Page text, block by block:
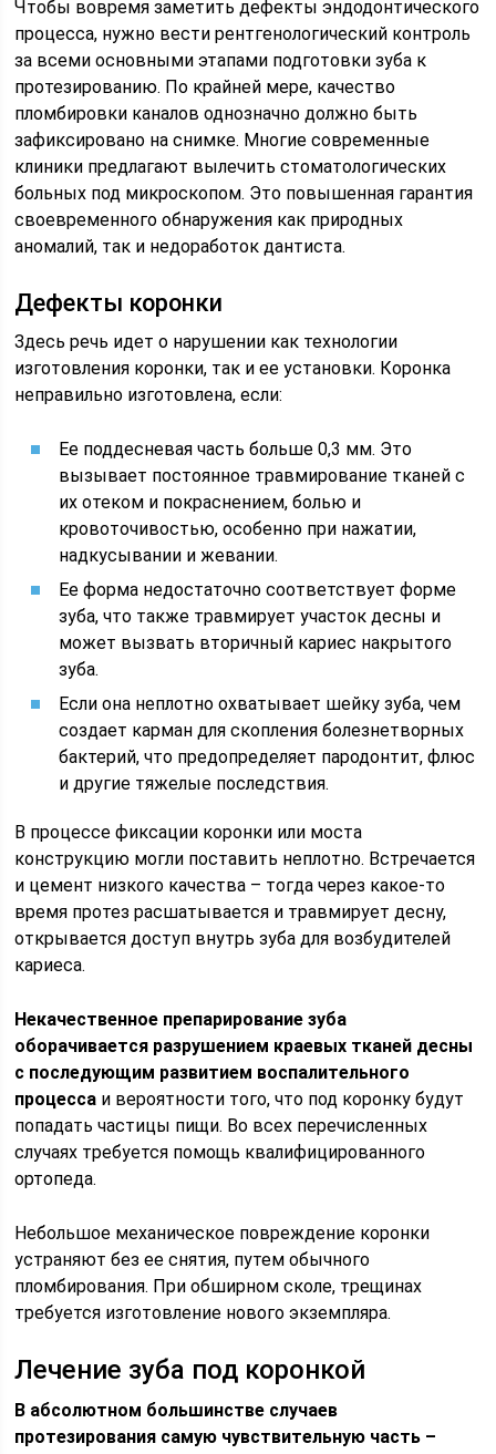
Чтобы вовремя заметить дефекты эндодонтического
процесса, нужно вести рентгенологический контроль
за всеми основными этапами подготовки зуба к
протезированию. По крайней мере, качество
пломбировки каналов однозначно должно быть
зафиксировано на снимке. Многие современные
клиники предлагают вылечить стоматологических
больных под микроскопом. Это повышенная гарантия
своевременного обнаружения как природных
аномалий, так и недоработок дантиста.
Дефекты коронки
Здесь речь идет о нарушении как технологии
изготовления коронки, так и ее установки. Коронка
неправильно изготовлена, если:
Ее поддесневая часть больше 0,3 мм. Это
вызывает постоянное травмирование тканей с
их отеком и покраснением, болью и
кровоточивостью, особенно при нажатии,
надкусывании и жевании.
Ее форма недостаточно соответствует форме
зуба, что также травмирует участок десны и
может вызвать вторичный кариес накрытого
зуба.
Если она неплотно охватывает шейку зуба, чем
создает карман для скопления болезнетворных
бактерий, что предопределяет пародонтит, флюс
и другие тяжелые последствия.
В процессе фиксации коронки или моста
конструкцию могли поставить неплотно. Встречается
и цемент низкого качества – тогда через какое-то
время протез расшатывается и травмирует десну,
открывается доступ внутрь зуба для возбудителей
кариеса.
Некачественное препарирование зуба
оборачивается разрушением краевых тканей десны
с последующим развитием воспалительного
процесса и вероятности того, что под коронку будут
попадать частицы пищи. Во всех перечисленных
случаях требуется помощь квалифицированного
ортопеда.
Небольшое механическое повреждение коронки
устраняют без ее снятия, путем обычного
пломбирования. При обширном сколе, трещинах
требуется изготовление нового экземпляра.
Лечение зуба под коронкой
В абсолютном большинстве случаев
протезирования самую чувствительную часть –